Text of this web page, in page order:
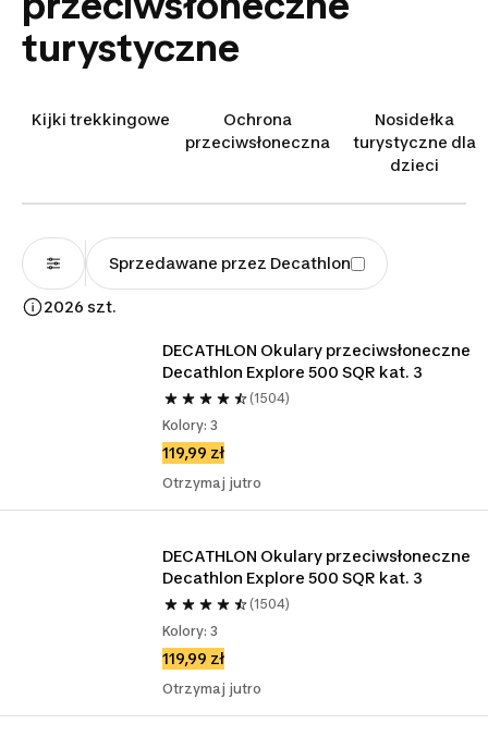
turystyczne
Kijki trekkingowe
Ochrona
przeciwsłoneczna
Nosidełka
turystyczne dla
dzieci
Sprzedawane przez Decathlon
2026 szt.
DECATHLON Okulary przeciwsłoneczne
Decathlon Explore 500 SQR kat. 3
(1504)
Kolory: 3
119,99 zł
Otrzymaj jutro
DECATHLON Okulary przeciwsłoneczne
Decathlon Explore 500 SQR kat. 3
(1504)
Kolory: 3
119,99 zł
Otrzymaj jutro